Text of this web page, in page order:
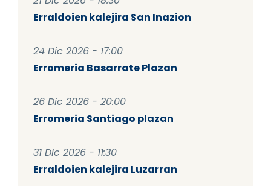
Erraldoien kalejira San Inazion
24 Dic 2026 - 17:00
Erromeria Basarrate Plazan
26 Dic 2026 - 20:00
Erromeria Santiago plazan
31 Dic 2026 - 11:30
Erraldoien kalejira Luzarran